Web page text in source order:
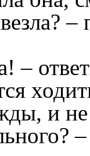
–
и